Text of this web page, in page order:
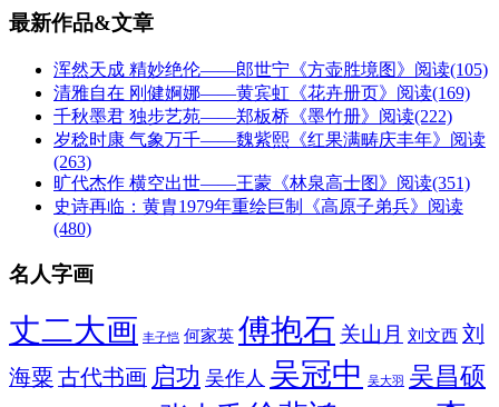
最新作品&文章
浑然天成 精妙绝伦——郎世宁《方壶胜境图》 阅读(105)
清雅自在 刚健婀娜——黄宾虹《花卉册页》 阅读(169)
千秋墨君 独步艺苑——郑板桥《墨竹册》 阅读(222)
岁稔时康 气象万千——魏紫熙《红果满畴庆丰年》 阅读
(263)
旷代杰作 横空出世——王蒙《林泉高士图》 阅读(351)
史诗再临：黄胄1979年重绘巨制《高原子弟兵》 阅读
(480)
名人字画
丈二大画 丰子恺 何家英 傅抱石 关山月 刘文西 刘
海粟 古代书画 启功 吴作人 吴冠中 吴大羽 吴昌硕